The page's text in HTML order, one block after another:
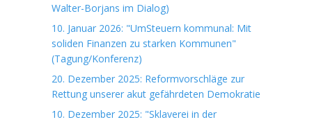
Walter-Borjans im Dialog)
10. Januar 2026: "UmSteuern kommunal: Mit
soliden Finanzen zu starken Kommunen"
(Tagung/Konferenz)
20. Dezember 2025: Reformvorschläge zur
Rettung unserer akut gefährdeten Demokratie
10. Dezember 2025: "Sklaverei in der